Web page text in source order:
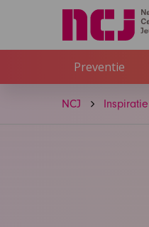
Preventie
NCJ Inspiratie